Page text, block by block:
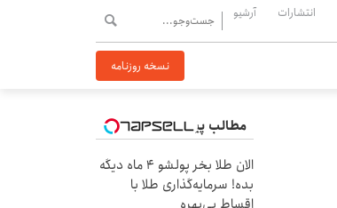
انتشارات آرشیو
نسخه روزنامه
مطالب پیشنهادی
الان طلا بخر پولشو 4 ماه دیگه
بده! سرمایه‌گذاری طلا با